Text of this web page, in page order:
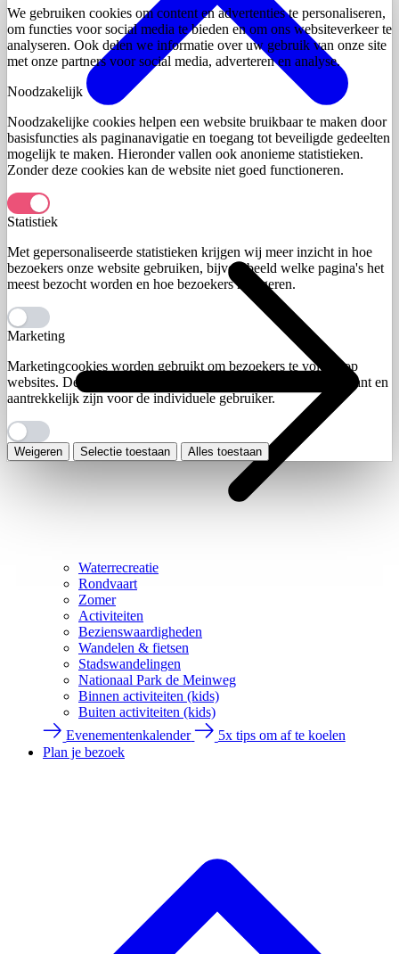
Waterrecreatie
Rondvaart
Zomer
Activiteiten
Bezienswaardigheden
Wandelen & fietsen
Stadswandelingen
Nationaal Park de Meinweg
Binnen activiteiten (kids)
Buiten activiteiten (kids)
Evenementenkalender
5x tips om af te koelen
Plan je bezoek
We gebruiken cookies om content en advertenties te personaliseren,
om functies voor social media te bieden en om ons websiteverkeer te
analyseren. Ook delen we informatie over uw gebruik van onze site
met onze partners voor social media, adverteren en analyse.
Noodzakelijk
Noodzakelijke cookies helpen een website bruikbaar te maken door
basisfuncties als paginanavigatie en toegang tot beveiligde gedeelten
mogelijk te maken. Hieronder vallen ook anonieme statistieken.
Zonder deze cookies kan de website niet goed functioneren.
Statistiek
Met gepersonaliseerde statistieken krijgen wij meer inzicht in hoe
bezoekers onze website gebruiken, bijvoorbeeld welke pagina's het
meest bezocht worden en hoe bezoekers navigeren.
Marketing
Marketingcookies worden gebruikt om bezoekers te volgen op
websites. De bedoeling is advertenties weer te geven die relevant en
aantrekkelijk zijn voor de individuele gebruiker.
Weigeren Selectie toestaan Alles toestaan